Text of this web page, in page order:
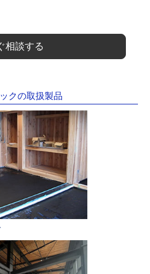
相談する
クの取扱製品